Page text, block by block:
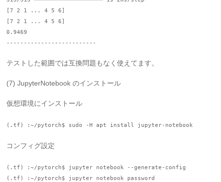
[7 2 1 ... 4 5 6]
[7 2 1 ... 4 5 6]
0.9469
--------------------------
テストした範囲では互換問題もなく使えてます。
(7) JupyterNotebook のインストール
仮想環境にインストール
(.tf) :~/pytorch$ sudo -H apt install jupyter-notebook
コンフィグ設定
(.tf) :~/pytorch$ jupyter notebook --generate-config
(.tf) :~/pytorch$ jupyter notebook password